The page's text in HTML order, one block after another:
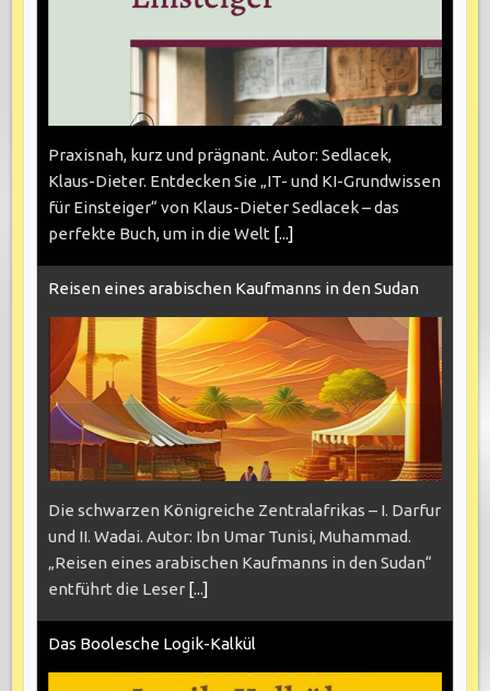
Praxisnah, kurz und prägnant. Autor: Sedlacek,
Klaus-Dieter. Entdecken Sie „IT- und KI-Grundwissen
für Einsteiger“ von Klaus-Dieter Sedlacek – das
perfekte Buch, um in die Welt [...]
Reisen eines arabischen Kaufmanns in den Sudan
Die schwarzen Königreiche Zentralafrikas – I. Darfur
und II. Wadai. Autor: Ibn Umar Tunisi, Muhammad.
„Reisen eines arabischen Kaufmanns in den Sudan“
entführt die Leser [...]
Das Boolesche Logik-Kalkül